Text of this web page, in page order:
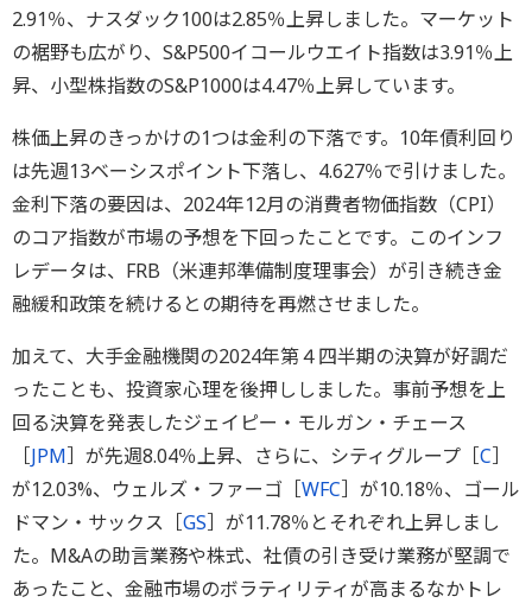
2.91％、ナスダック100は2.85％上昇しました。マーケット
の裾野も広がり、S&P500イコールウエイト指数は3.91％上
昇、小型株指数のS&P1000は4.47％上昇しています。
株価上昇のきっかけの1つは金利の下落です。10年債利回り
は先週13ベーシスポイント下落し、4.627％で引けました。
金利下落の要因は、2024年12月の消費者物価指数（CPI）
のコア指数が市場の予想を下回ったことです。このインフ
レデータは、FRB（米連邦準備制度理事会）が引き続き金
融緩和政策を続けるとの期待を再燃させました。
加えて、大手金融機関の2024年第４四半期の決算が好調だ
ったことも、投資家心理を後押ししました。事前予想を上
回る決算を発表したジェイピー・モルガン・チェース
［JPM］が先週8.04％上昇、さらに、シティグループ［C］
が12.03%、ウェルズ・ファーゴ［WFC］が10.18％、ゴール
ドマン・サックス［GS］が11.78％とそれぞれ上昇しまし
た。M&Aの助言業務や株式、社債の引き受け業務が堅調で
あったこと、金融市場のボラティリティが高まるなかトレ